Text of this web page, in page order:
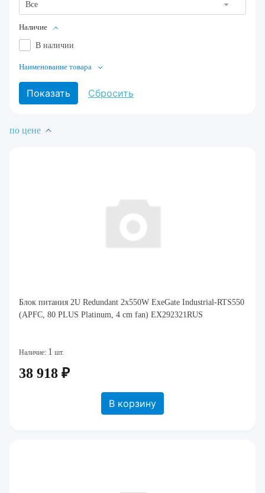
Все
Наличие
В наличии
Наименование товара
по цене
Блок питания 2U Redundant 2x550W ExeGate Industrial-RTS550
(APFC, 80 PLUS Platinum, 4 cm fan) EX292321RUS
Наличие: 1 шт.
38 918 ₽
В корзину